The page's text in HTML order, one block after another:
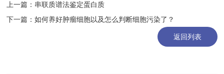
上一篇： 串联质谱法鉴定蛋白质
下一篇：如何养好肿瘤细胞以及怎么判断细胞污染了？
返回列表